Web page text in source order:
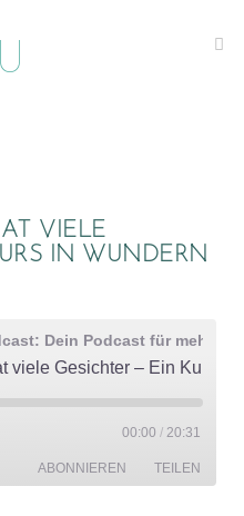
VIELE
IN WUNDERN
00:00 / 20:31
ABONNIEREN TEILEN